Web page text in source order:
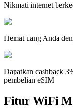
Nikmati internet
Hemat uang Anda
Dapatkan cashback
pembelian eSIM
Fitur WiFi